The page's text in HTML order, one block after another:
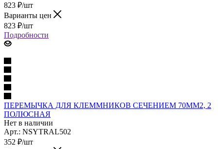
823 ₽/шт
Варианты цен
823 ₽/шт
Подробности
ПЕРЕМЫЧКА ДЛЯ КЛЕММНИКОВ СЕЧЕНИЕМ 70ММ2, 2
ПОЛЮСНАЯ
Нет в наличии
Арт.: NSYTRAL502
352 ₽/шт